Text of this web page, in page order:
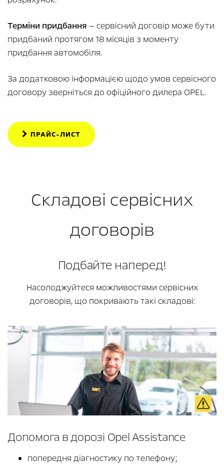
Терміни придбання — сервісний договір може бути
придбаний протягом 18 місяців з моменту
придбання автомобіля.
За додатковою інформацією щодо умов сервісного
договору зверніться до офіційного дилера OPEL.
ПРАЙС-ЛИСТ
Складові сервісних
договорів
Подбайте наперед!
Насолоджуйтеся можливостями сервісних
договорів, що покривають такі складові:
Допомога в дорозі Opel Assistance
попередня діагностику по телефону;